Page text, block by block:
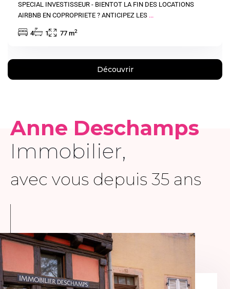
SPECIAL INVESTISSEUR - BIENTOT LA FIN DES LOCATIONS
AIRBNB EN COPROPRIETE ? ANTICIPEZ LES ...
4 1 77 m2
Découvrir
Anne Deschamps
Immobilier,
avec vous depuis 35 ans